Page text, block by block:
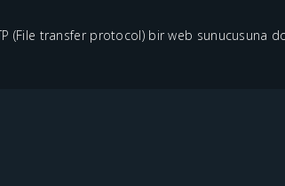
(File transfer protocol) bir web sunucusuna